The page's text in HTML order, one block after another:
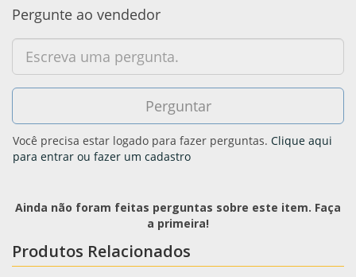
Pergunte ao vendedor
Você precisa estar logado para fazer perguntas. Clique aqui
para entrar ou fazer um cadastro
Ainda não foram feitas perguntas sobre este item. Faça
a primeira!
Produtos Relacionados